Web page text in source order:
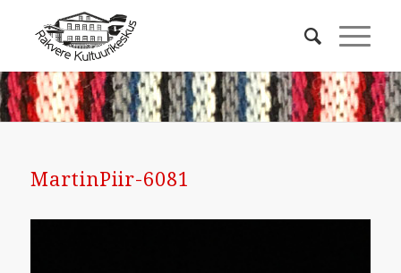
MartinPiir-6081